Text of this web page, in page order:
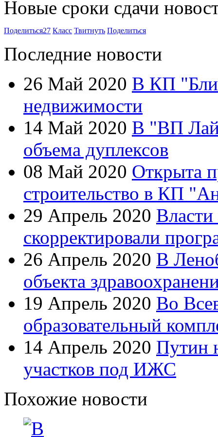
Новые сроки сдачи
Поделиться27 Класс Твитнуть Поделиться
Последние новости
26 Май 2020 В КП
недвижимости
14 Май 2020 В "ВП
объема дуплексов
08 Май 2020 Открыта
строительство в КП
29 Апрель 2020
скорректировали
26 Апрель 2020 В
объекта
19 Апрель 2020 Во
образовательный
14 Апрель 2020 Путин
участков под ИЖС
Похожие новости